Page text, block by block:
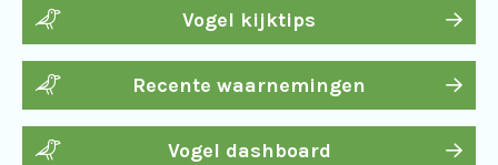
Vogel kijktips
Recente waarnemingen
Vogel dashboard